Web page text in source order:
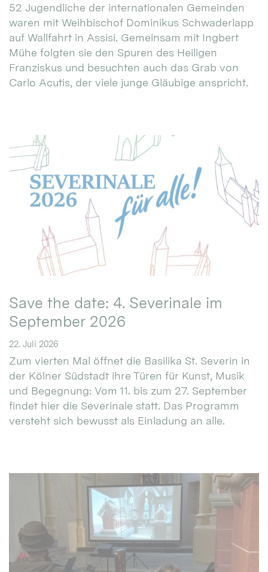
52 Jugendliche der internationalen Gemeinden
waren mit Weihbischof Dominikus Schwaderlapp
auf Wallfahrt in Assisi. Gemeinsam mit Ingbert
Mühe folgten sie den Spuren des Heiligen
Franziskus und besuchten auch das Grab von
Carlo Acutis, der viele junge Gläubige anspricht.
Save the date: 4. Severinale im
September 2026
22. Juli 2026
Zum vierten Mal öffnet die Basilika St. Severin in
der Kölner Südstadt ihre Türen für Kunst, Musik
und Begegnung: Vom 11. bis zum 27. September
findet hier die Severinale statt. Das Programm
versteht sich bewusst als Einladung an alle.